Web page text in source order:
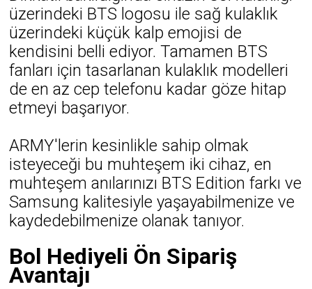
üzerindeki BTS logosu ile sağ kulaklık
üzerindeki küçük kalp emojisi de
kendisini belli ediyor. Tamamen BTS
fanları için tasarlanan kulaklık modelleri
de en az cep telefonu kadar göze hitap
etmeyi başarıyor.
ARMY'lerin kesinlikle sahip olmak
isteyeceği bu muhteşem iki cihaz, en
muhteşem anılarınızı BTS Edition farkı ve
Samsung kalitesiyle yaşayabilmenize ve
kaydedebilmenize olanak tanıyor.
Bol Hediyeli Ön Sipariş
Avantajı